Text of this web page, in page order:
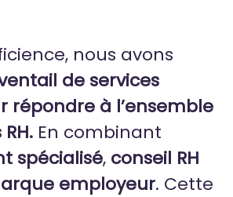
nous avons
de services
répondre à l’ensemble
En combinant
spécialisé, conseil RH
employeur. Cette